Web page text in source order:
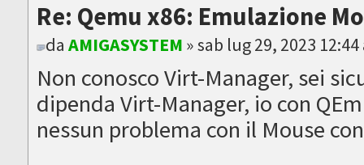
Re: Qemu x86: Emulazione
daAMIGASYSTEM » sab lug 29, 2023
Non conosco Virt-Manager, sei
dipenda Virt-Manager, io con
nessun problema con il Mouse